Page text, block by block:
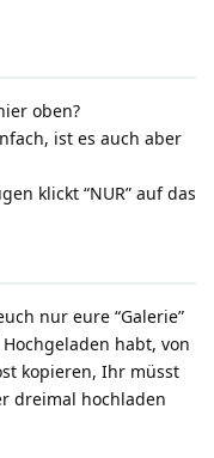
oben?
ist es auch aber
klickt “NUR” auf das
nur eure “Galerie”
habt, von
kopieren, Ihr müsst
dreimal hochladen